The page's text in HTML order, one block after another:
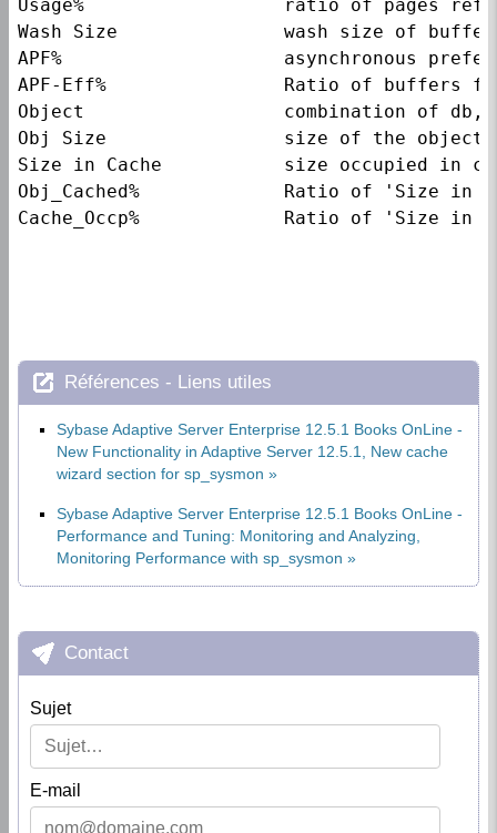
Usage%                  ratio of pages
Wash Size               wash size of buffer
APF%                    asynchronous
APF-Eff%                Ratio of buffers found
Object                  combination of db,
Obj Size                size of the object
Size in Cache           size occupied in
Obj_Cached%             Ratio of 'Size in
Cache_Occp%             Ratio of 'Size in
Références - Liens utiles
Sybase Adaptive Server Enterprise 12.5.1 Books OnLine -
New Functionality in Adaptive Server 12.5.1, New cache
wizard section for sp_sysmon
Sybase Adaptive Server Enterprise 12.5.1 Books OnLine -
Performance and Tuning: Monitoring and Analyzing,
Monitoring Performance with sp_sysmon
Contact
Sujet
E-mail